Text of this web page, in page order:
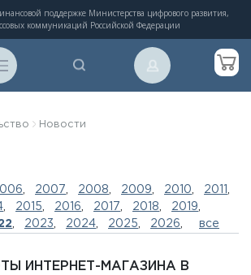
поддержке Министерства цифрового развития,
коммуникаций Российской Федерации
Новости
2007 2008 2009 2010 2011
2015 2016 2017 2018 2019
2023 2024 2025 2026 все
ИНТЕРНЕТ-МАГАЗИНА В